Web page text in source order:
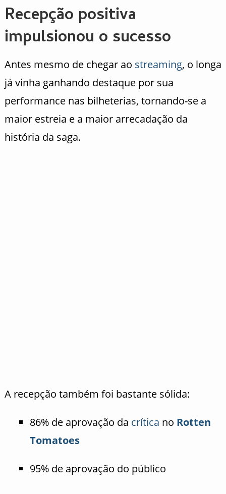
Recepção positiva
impulsionou o sucesso
Antes mesmo de chegar ao streaming, o longa
já vinha ganhando destaque por sua
performance nas bilheterias, tornando-se a
maior estreia e a maior arrecadação da
história da saga.
A recepção também foi bastante sólida:
86% de aprovação da crítica no Rotten
Tomatoes
95% de aprovação do público